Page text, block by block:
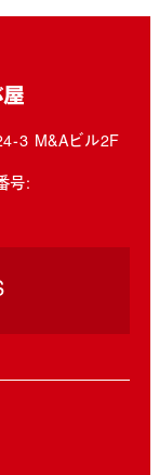
3 M&Aビル2F
号: